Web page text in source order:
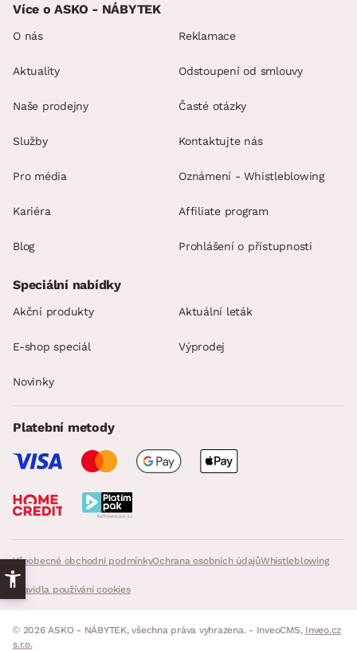
Více o ASKO - NÁBYTEK
O nás
Aktuality
Naše prodejny
Služby
Pro média
Kariéra
Blog
Reklamace
Odstoupení od smlouvy
Časté otázky
Kontaktujte nás
Oznámení - Whistleblowing
Affiliate program
Prohlášení o přístupnosti
Všeobecné obchodní podmínkyOchrana osobních údajůWhistleblowing
Pravidla používání cookies
Speciální nabídky
Akční produkty Aktuální leták
E-shop speciál Výprodej
Novinky
Platební metody
© 2026 ASKO - NÁBYTEK, všechna práva vyhrazena. - InveoCMS, Inveo.cz
s.r.o.